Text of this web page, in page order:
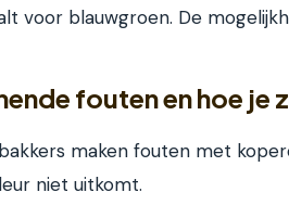
voor blauwgroen. De
fouten en hoe je
maken fouten met
niet uitkomt.